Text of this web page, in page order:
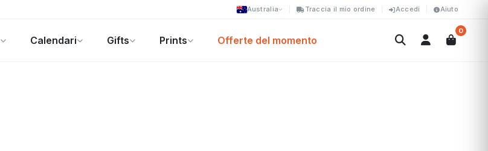
Australia Traccia il mio ordine Accedi Aiuto
Calendari Gifts Prints Offerte del momento
0